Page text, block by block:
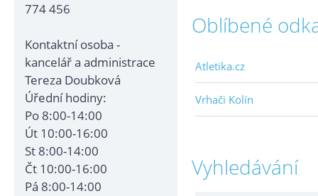
774 456
Kontaktní osoba -
kancelář a administrace
Tereza Doubková
Úřední hodiny:
Po 8:00-14:00
Út 10:00-16:00
St 8:00-14:00
Čt 10:00-16:00
Pá 8:00-14:00
Oblíbené
Atletika.cz
Vrhači Kolín
Vyhledávání